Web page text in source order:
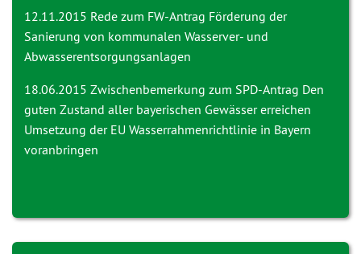
12.11.2015 Rede zum FW-Antrag Förderung der
Sanierung von kommunalen Wasserver- und
Abwasserentsorgungsanlagen
18.06.2015 Zwischenbemerkung zum SPD-Antrag Den
guten Zustand aller bayerischen Gewässer erreichen
Umsetzung der EU Wasserrahmenrichtlinie in Bayern
voranbringen